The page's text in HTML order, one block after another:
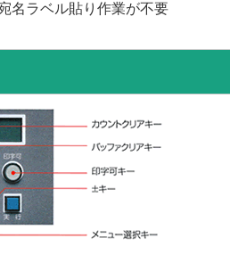
名ラベル貼り作業が不要